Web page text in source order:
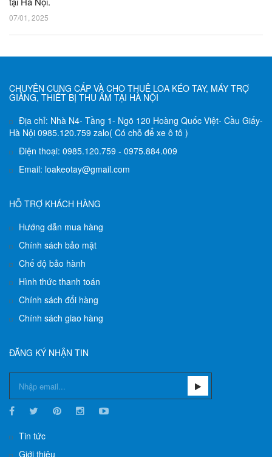
07/01, 2025
CHUYÊN CUNG CẤP VÀ CHO THUÊ LOA KÉO TAY, MÁY TRỢ
GIẢNG, THIẾT BỊ THU ÂM TẠI HÀ NỘI
Địa chỉ: Nhà N4- Tầng 1- Ngõ 120 Hoàng Quốc Việt- Cầu Giấy-
Hà Nội 0985.120.759 zalo( Có chỗ để xe ô tô )
Điện thoại: 0985.120.759 - 0975.884.009
Email: loakeotay@gmail.com
HỖ TRỢ KHÁCH HÀNG
Hướng dẫn mua hàng
Chính sách bảo mật
Chế độ bảo hành
Hình thức thanh toán
Chính sách đổi hàng
Chính sách giao hàng
ĐĂNG KÝ NHẬN TIN
Tin tức
Giới thiệu